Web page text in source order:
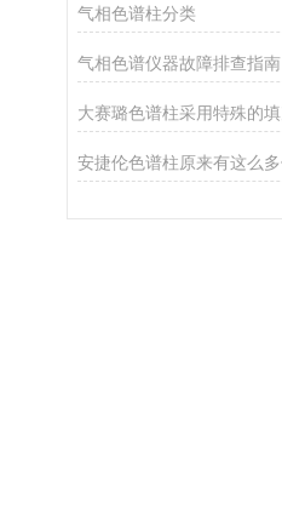
气相色谱柱分类
气相色谱仪器故障排查指南